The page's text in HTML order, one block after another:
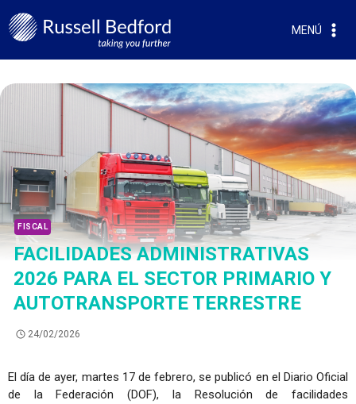
MENÚ
FISCAL
FACILIDADES ADMINISTRATIVAS
2026 PARA EL SECTOR PRIMARIO Y
AUTOTRANSPORTE TERRESTRE
24/02/2026
El día de ayer, martes 17 de febrero, se publicó en el Diario Oficial
de la Federación (DOF), la Resolución de facilidades